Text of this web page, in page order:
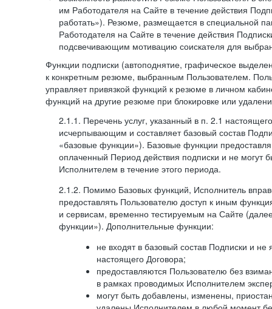
им Работодателя на Сайте в течение действия
работать»). Резюме, размещается в специальной
Работодателя на Сайте в течение действия
подсвечивающим мотивацию соискателя для
Функции подписки (автоподнятие, графическое
к конкретным резюме, выбранным Пользователем.
управляет привязкой функций к резюме в личном
функций на другие резюме при блокировке или
2.1.1. Перечень услуг, указанный в п. 2.1
исчерпывающим и составляет базовый состав
«базовые функции»). Базовые функции
оплаченный Период действия подписки и не могут
Исполнителем в течение этого периода.
2.1.2. Помимо Базовых функций, Исполнитель
предоставлять Пользователю доступ к иным
и сервисам, временно тестируемым на Сайте
функции»). Дополнительные функции:
не входят в базовый состав Подписки и
настоящего Договора;
предоставляются Пользователю без
в рамках проводимых Исполнителем
могут быть добавлены, изменены,